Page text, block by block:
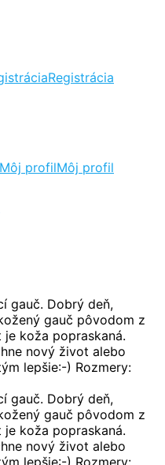
Registrácia
Môj profil
ODVOZ